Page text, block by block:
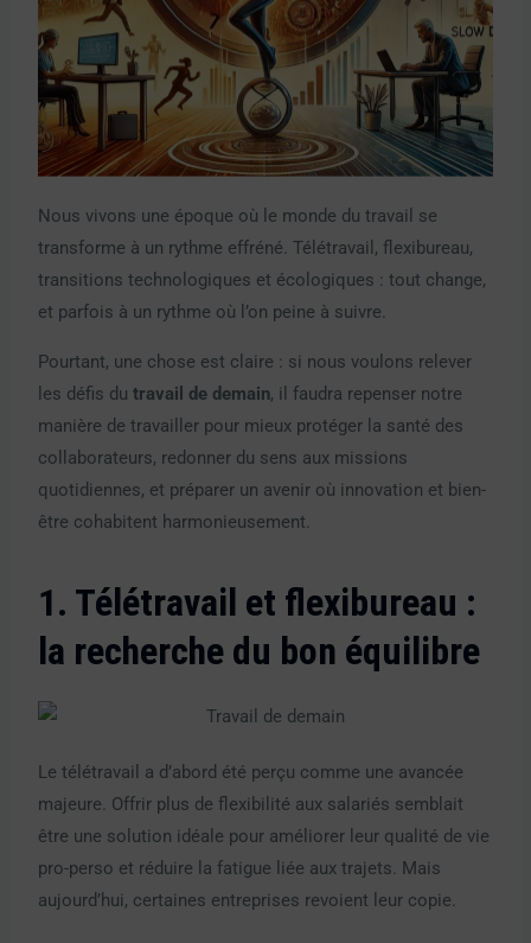
Nous vivons une époque où le monde du travail se
transforme à un rythme effréné. Télétravail, flexibureau,
transitions technologiques et écologiques : tout change,
et parfois à un rythme où l’on peine à suivre.
Pourtant, une chose est claire : si nous voulons relever
les défis dutravail de demain, il faudra repenser notre
manière de travailler pour mieux protéger la santé des
collaborateurs, redonner du sens aux missions
quotidiennes, et préparer un avenir où innovation et bien-
être cohabitent harmonieusement.
1. Télétravail et flexibureau :
la recherche du bon équilibre
Le télétravail a d’abord été perçu comme une avancée
majeure. Offrir plus de flexibilité aux salariés semblait
être une solution idéale pour améliorer leur qualité de vie
pro-perso et réduire la fatigue liée aux trajets. Mais
aujourd’hui, certaines entreprises revoient leur copie.